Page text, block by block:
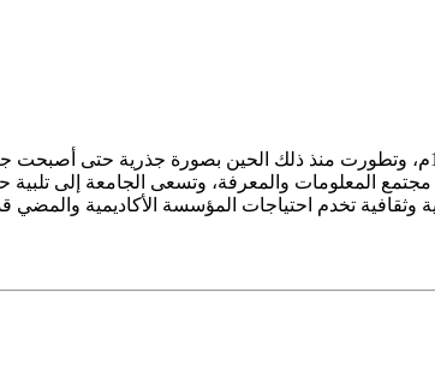
المعلومات والمعرفة، وتسعى الجامعة إلى تلبية
وثقافية تخدم احتياجات المؤسسة الأكاديمية